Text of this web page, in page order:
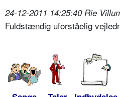
24-12-2011 14:25:40 Rie
Fuldstændig uforståelig